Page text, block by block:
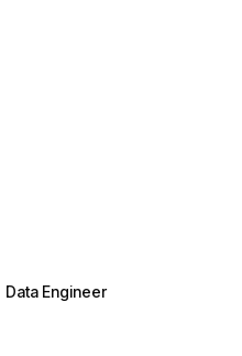
Data Engineer